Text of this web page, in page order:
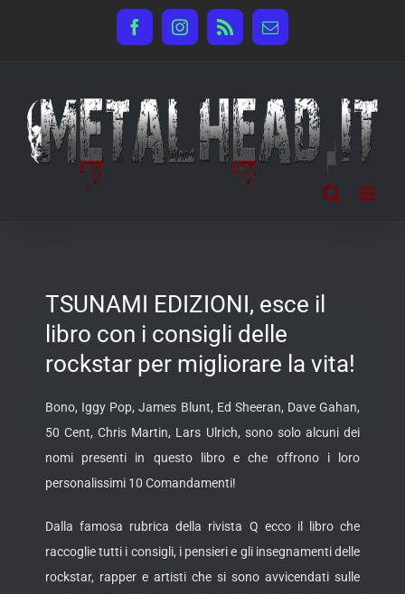
FacebookInstagram
Rss Email
TSUNAMI EDIZIONI, esce il
libro con i consigli delle
rockstar per migliorare la vita!
Bono, Iggy Pop, James Blunt, Ed Sheeran, Dave Gahan,
50 Cent, Chris Martin, Lars Ulrich, sono solo alcuni dei
nomi presenti in questo libro e che offrono i loro
personalissimi 10 Comandamenti!
Dalla famosa rubrica della rivista Q ecco il libro che
raccoglie tutti i consigli, i pensieri e gli insegnamenti delle
rockstar, rapper e artisti che si sono avvicendati sulle